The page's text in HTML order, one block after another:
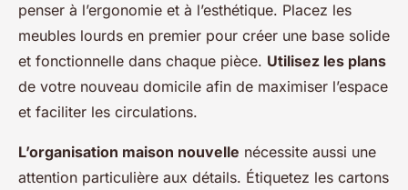
penser à l’ergonomie et à l’esthétique. Placez les
meubles lourds en premier pour créer une base solide
et fonctionnelle dans chaque pièce. Utilisez les plans
de votre nouveau domicile afin de maximiser l’espace
et faciliter les circulations.
L’organisation maison nouvelle nécessite aussi une
attention particulière aux détails. Étiquetez les cartons